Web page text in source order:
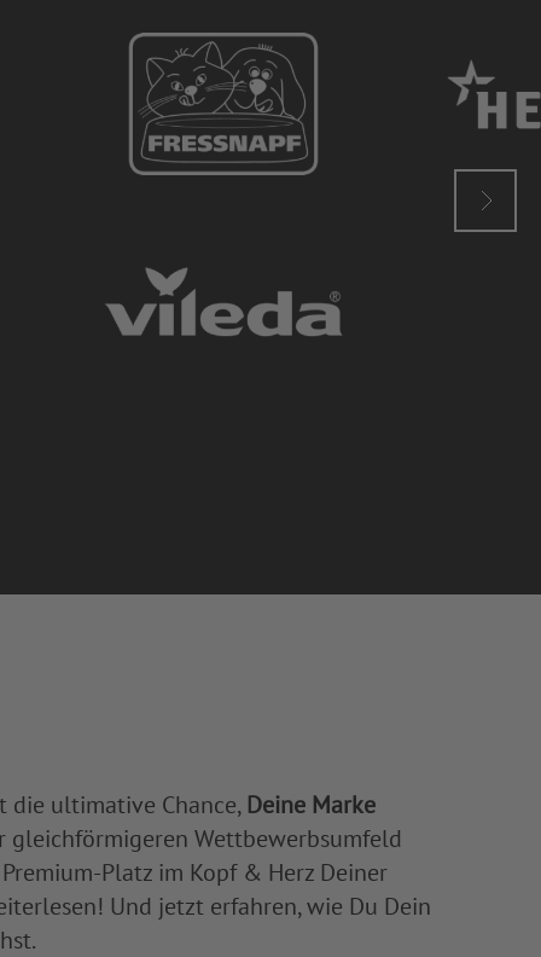
die ultimative Chance, Deine Marke
Wettbewerbsumfeld
Platz im Kopf & Herz Deiner
Und jetzt erfahren, wie Du Dein